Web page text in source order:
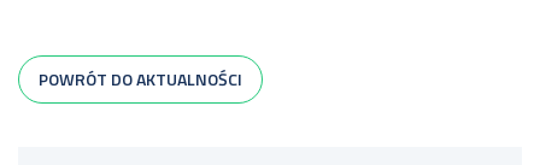
POWRÓT DO AKTUALNOŚCI